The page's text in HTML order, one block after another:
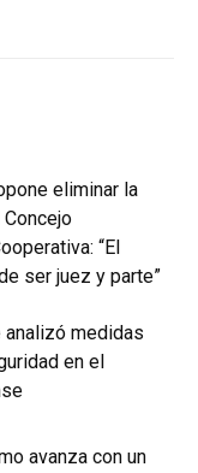
eliminar la
“El
ser juez y parte”
medidas
en el
avanza con un